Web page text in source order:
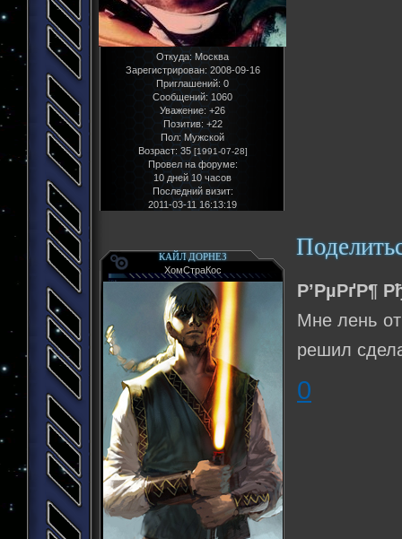
Откуда: Москва
Зарегистрирован: 2008-09-16
Приглашений: 0
Сообщений: 1060
Уважение: +26
Позитив: +22
Пол:Мужской
Возраст: 35 [1991-07-28]
Провел на форуме:
10 дней 10 часов
Последний визит:
2011-03-11 16:13:19
КАЙЛ ДОРНЕЗ
ХомСтраКос
Р’РµРґР¶
Мне лень
решил
0